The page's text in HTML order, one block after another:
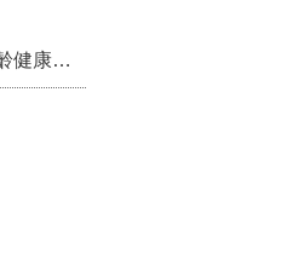
苗栗農村綠色照顧成果登上全國舞台！ 後龍水尾、埔頂社區前進2026高齡健康產業博覽會